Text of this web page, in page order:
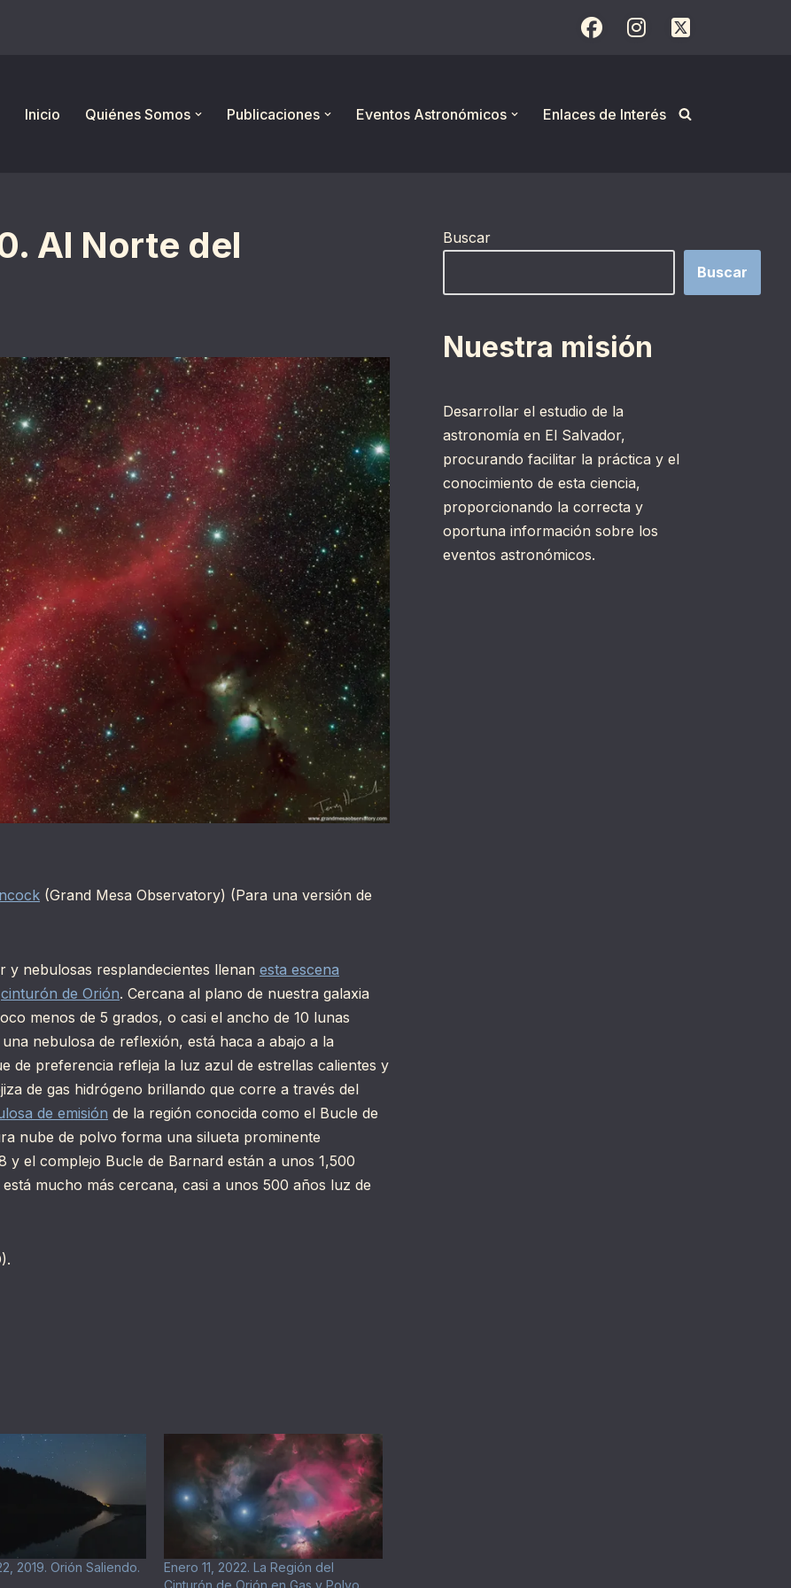
Inicio
Quiénes Somos Publicaciones Eventos Astronómicos Enlaces de Interés
Al Norte del
(Grand Mesa Observatory) (Para una versión de
y nebulosas resplandecientes llenan esta escena
cinturón de Orión. Cercana al plano de nuestra galaxia
menos de 5 grados, o casi el ancho de 10 lunas
una nebulosa de reflexión, está haca a abajo a la
de preferencia refleja la luz azul de estrellas calientes y
de gas hidrógeno brillando que corre a través del
de emisión de la región conocida como el Bucle de
nube de polvo forma una silueta prominente
y el complejo Bucle de Barnard están a unos 1,500
mucho más cercana, casi a unos 500 años luz de
2019. Orión Saliendo.
Enero 11, 2022. La Región del
Buscar
Buscar
Nuestra misión
Desarrollar el estudio de la
astronomía en El Salvador,
procurando facilitar la práctica y el
conocimiento de esta ciencia,
proporcionando la correcta y
oportuna información sobre los
eventos astronómicos.